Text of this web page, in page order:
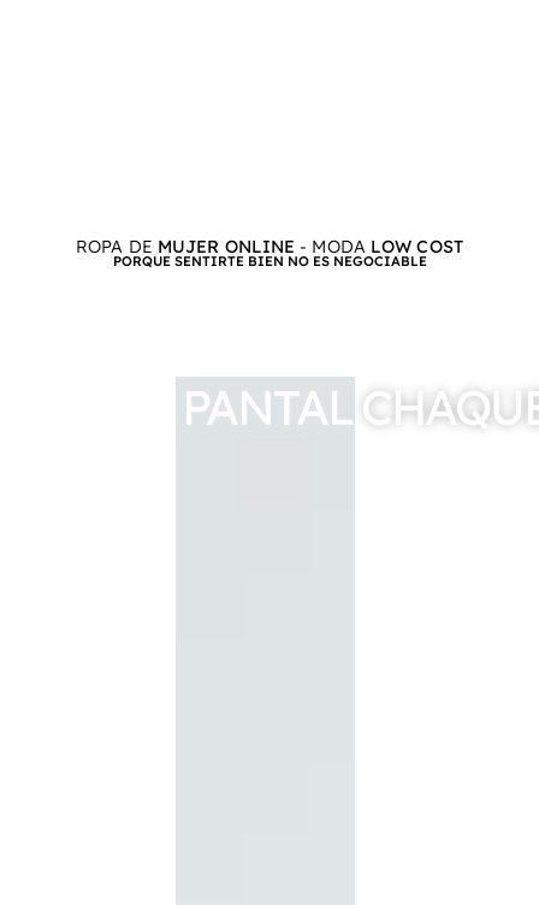
ROPA DE MUJER ONLINE- MODA LOW COST
PORQUE SENTIRTE BIEN NO ES NEGOCIABLE
CAMISASPANTALONES